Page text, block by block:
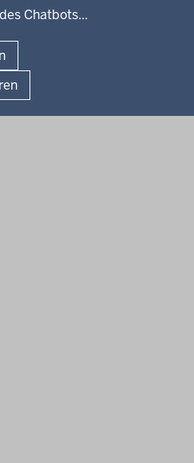
Chatbots...
Anlagen
Geobasis NRW
Kontakt